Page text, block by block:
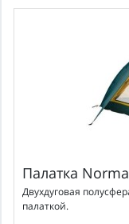
Палатка
Двухдуговая
палаткой.